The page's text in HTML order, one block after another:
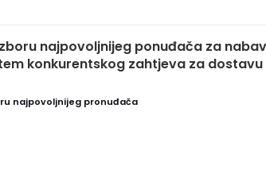
najpovoljnijeg ponuđača za
konkurentskog zahtjeva za
najpovoljnijeg pronuđača